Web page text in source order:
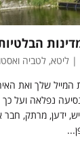
המייל שלך ואת
נפלאה ועל כך
ידען, מרתק, חבר